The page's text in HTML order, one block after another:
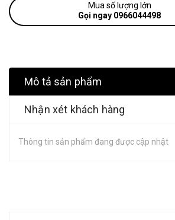
Mua số lượng lớn
Gọi ngay 0966044498
Mô tả sản phẩm
Nhận xét khách hàng
Thông tin sản phẩm đang được cập nhật